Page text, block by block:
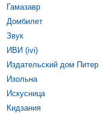
Гамазавр
Домбилет
Звук
ИВИ (ivi)
Издательский дом Питер
Изольна
Искусница
Кидзания